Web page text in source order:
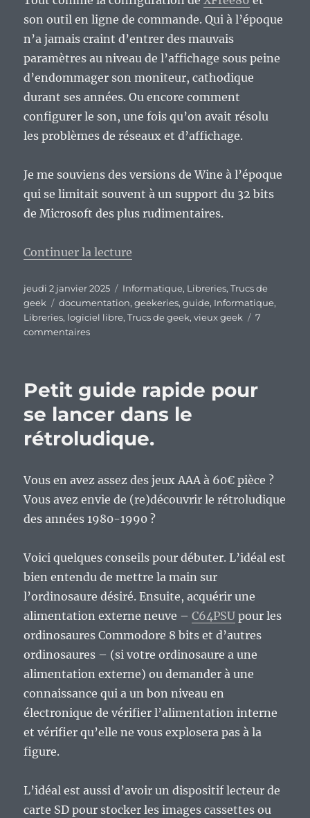
son outil en ligne de commande. Qui à l’époque
n’a jamais craint d’entrer des mauvais
paramètres au niveau de l’affichage sous peine
d’endommager son moniteur, cathodique
durant ses années. Ou encore comment
configurer le son, une fois qu’on avait résolu
les problèmes de réseaux et d’affichage.
Je me souviens des versions de Wine à l’époque
qui se limitait souvent à un support du 32 bits
de Microsoft des plus rudimentaires.
Continuer la lecture
Publié
le
jeudi 2 janvier 2025 Catégories
Informatique, Libreries,Trucs de
geek
Étiquettes
documentation,geekeries,guide, Informatique,
Libreries, logiciel libre,Trucs de geek,vieux geek
7
commentairessur
364
Les
années
2000,
époque
la
documentation
puzzle.
Petit guide rapide pour
se lancer dans le
rétroludique.
Vous en avez assez des jeux AAA à 60€ pièce ?
Vous avez envie de (re)découvrir le rétroludique
des années 1980-1990 ?
Voici quelques conseils pour débuter. L’idéal est
bien entendu de mettre la main sur
l’ordinosaure désiré. Ensuite, acquérir une
alimentation externe neuve –C64PSU pour les
ordinosaures Commodore 8 bits et d’autres
ordinosaures – (si votre ordinosaure a une
alimentation externe) ou demander à une
connaissance qui a un bon niveau en
électronique de vérifier l’alimentation interne
et vérifier qu’elle ne vous explosera pas à la
figure.
L’idéal est aussi d’avoir un dispositif lecteur de
carte SD pour stocker les images cassettes ou